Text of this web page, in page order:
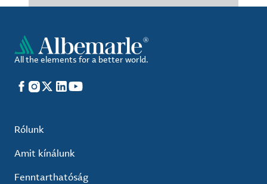
All the elements for a better world.
Facebook
Instagram
X LinkedIn
YouTube
Rólunk
Amit kínálunk
Fenntarthatóság